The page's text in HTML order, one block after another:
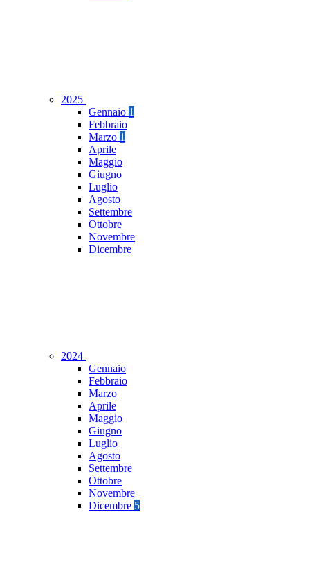
2025
Gennaio 1
Febbraio
Marzo 1
Aprile
Maggio
Giugno
Luglio
Agosto
Settembre
Ottobre
Novembre
Dicembre
2024
Gennaio
Febbraio
Marzo
Aprile
Maggio
Giugno
Luglio
Agosto
Settembre
Ottobre
Novembre
Dicembre 5